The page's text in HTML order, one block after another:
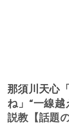
那須川天心
ね」“一線
説教【話題